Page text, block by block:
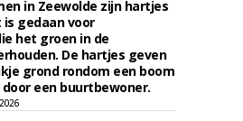
in Zeewolde zijn hartjes
gedaan voor
het groen in de
De hartjes geven
grond rondom een boom
een buurtbewoner.